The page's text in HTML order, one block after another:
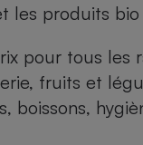
les produits bio
pour tous les
fruits et
boissons,